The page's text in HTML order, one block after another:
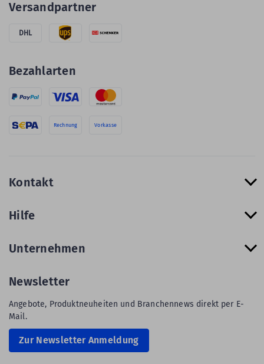
Versandpartner
DHL
Bezahlarten
Rechnung Vorkasse
Kontakt
Hilfe
Unternehmen
Newsletter
Angebote, Produktneuheiten und Branchennews direkt per E-
Mail.
Zur Newsletter Anmeldung